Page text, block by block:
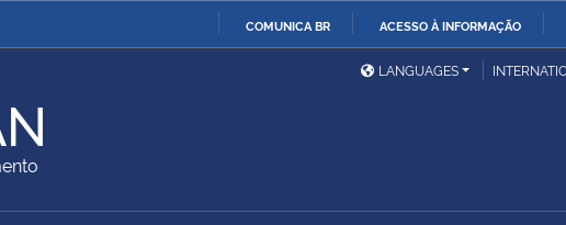
COMUNICA BR ACESSO À INFORMAÇÃO
e
Ministério da Defesa
Ministério das Relações
ExterioresLANGUAGES